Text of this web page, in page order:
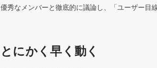
優秀なメンバーと徹底的に議論し、「ユーザー目
とにかく早く動く